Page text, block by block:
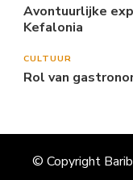
Avontuurlijke
Kefalonia
CULTUUR
Rol van
© Copyright